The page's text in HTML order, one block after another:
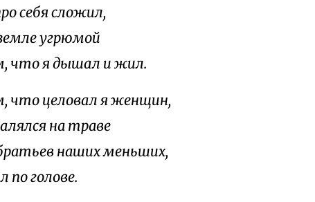
себя сложил,
угрюмой
что я дышал и жил.
что целовал я женщин,
на траве
наших меньших,
по голове.